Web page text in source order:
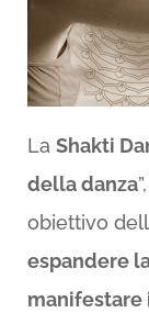
La Shakti
della danza
obiettivo
espandere
manifestare